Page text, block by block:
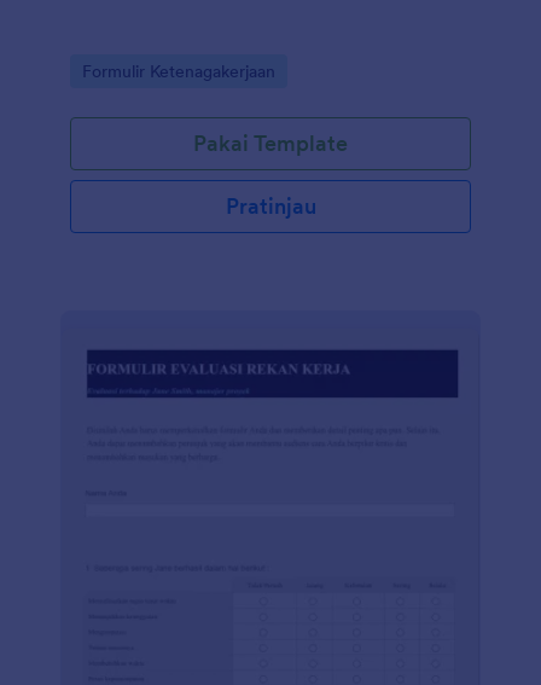
Go to Category:
Formulir Ketenagakerjaan
Pakai Template
Pratinjau